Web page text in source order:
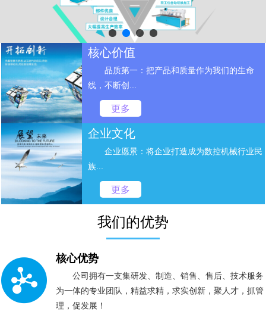
核心价值
品质第一：把产品和质量作为我们的生命
线，不断创...
更多
企业文化
企业愿景：将企业打造成为数控机械行业民
族...
更多
我们的优势
核心优势
公司拥有一支集研发、制造、销售、售后、技术服务
为一体的专业团队，精益求精，求实创新，聚人才，抓管
理，促发展！